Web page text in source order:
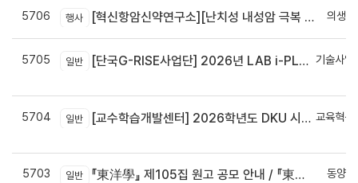
5706 행사 [혁신항암신약연구소][난치성 내성암 극복 차세대 신약개발 글로벌 사업단] 심포지엄 8월 24일 ~ 25일 의생
5705 일반 [단국G-RISE사업단] 2026년 LAB i-PLUG 프로그램 과제 공고(~10.9.(금)까지)
기술사업
5704 일반 [교수학습개발센터] 2026학년도 DKU 시그니처 교수법 적용 교과목 개발 신청 안내
교육혁신
5703 일반 『東洋學』 제105집 원고 공모 안내 / 『東洋學』第105輯征稿启事 / Call for Papers : The Oriental Studies, the 105th Issue 동양